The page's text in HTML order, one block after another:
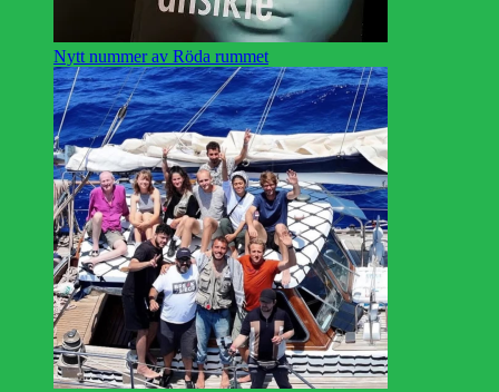
Nytt nummer av Röda rummet